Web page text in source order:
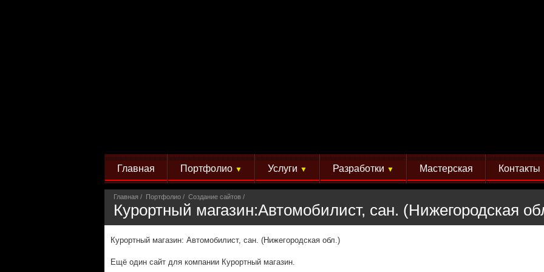
Главная Портфолио ▼ Услуги ▼ Разработки ▼ Мастерская Контакты
Главная Портфолио Создание сайтов
Курортный магазин:Автомобилист, сан. (Нижегородская
Курортный магазин: Автомобилист, сан. (Нижегородская обл.)
Ещё один сайт для компании Курортный магазин.